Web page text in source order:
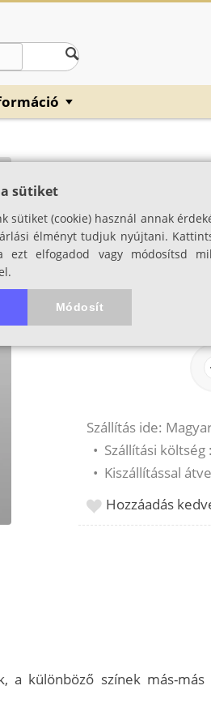
▼
Armytek
Szállítás ide:
• Szállítási költség :
• Kiszállítással
Hozzáadás
a különböző színek más-más
sütiket
sütiket (cookie) használ annak
élményt tudjuk nyújtani.
ezt elfogadod vagy módosítsd
Módosít